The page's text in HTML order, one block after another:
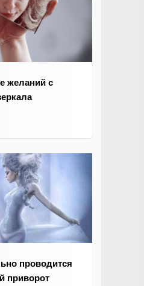
желаний с
проводится
приворот